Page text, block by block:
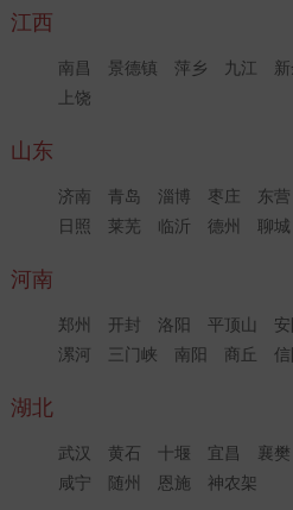
江西
南昌 景德镇 萍乡 九江
上饶
山东
济南 青岛 淄博 枣庄 东营
日照
莱芜 临沂 德州 聊城
河南
郑州 开封 洛阳 平顶山 安
漯河
三门峡 南阳 商丘 信
湖北
武汉 黄石 十堰 宜昌 襄樊
咸宁
随州 恩施 神农架